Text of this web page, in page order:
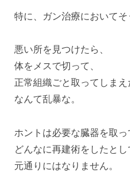
特に、ガン治療においてそ
悪い所を見つけたら、
体をメスで切って、
正常組織ごと取ってしまえ
なんて乱暴な。
ホントは必要な臓器を取っ
どんなに再建術をしたとし
元通りにはなりません。